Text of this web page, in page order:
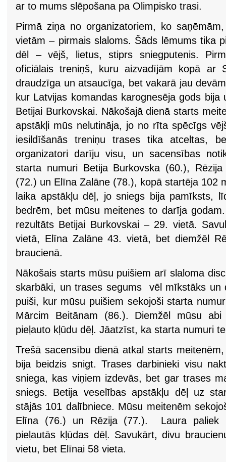
ar to mums slēpošana pa Olimpisko trasi.
Pirmā ziņa no organizatoriem, ko
vietām – pirmais slaloms. Šāds lēmums tika
dēl – vējš, lietus, stiprs sniegputenis.
oficiālais treniņš, kuru aizvadījām kopā ar
draudzīga un atsaucīga, bet vakarā jau
kur Latvijas komandas karognesēja gods bija
Betijai Burkovskai. Nākošajā dienā starts
apstākļi mūs nelutināja, jo no rīta spēcīgs
iesildīšanās treniņu trases tika atceltas,
organizatori darīju visu, un sacensības
starta numuri Betija Burkovska (60.),
(72.) un Elīna Zalāne (78.), kopā startēja 102
laika apstākļu dēļ, jo sniegs bija pamīksts,
bedrēm, bet mūsu meitenes to darīja
rezultāts Betijai Burkovskai – 29. vietā.
vietā, Elīna Zalāne 43. vietā, bet diemžēl
braucienā.
Nākošais starts mūsu puišiem arī slaloma
skarbāki, un trases segums vēl mīkstāks un
puiši, kur mūsu puišiem sekojoši starta
Mārcim Beitānam (86.). Diemžēl mūsu
pieļauto kļūdu dēļ. Jāatzīst, ka starta numuri
Trešā sacensību dienā atkal starts
bija beidzis snigt. Trases darbinieki visu
sniega, kas viņiem izdevās, bet gar trases
sniegs. Betija veselības apstākļu dēļ uz
stājās 101 dalībniece. Mūsu meitenēm
Elīna (76.) un Rēzija (77.). Laura paliek
pieļautās kļūdas dēļ. Savukārt, divu
vietu, bet Elīnai 58 vieta.